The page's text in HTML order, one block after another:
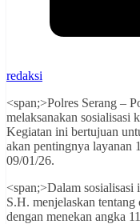
redaksi
<span;>Polres Serang –
melaksanakan sosialisasi
Kegiatan ini bertujuan
akan pentingnya layanan
09/01/26.
<span;>Dalam
S.H. menjelaskan
dengan menekan angka